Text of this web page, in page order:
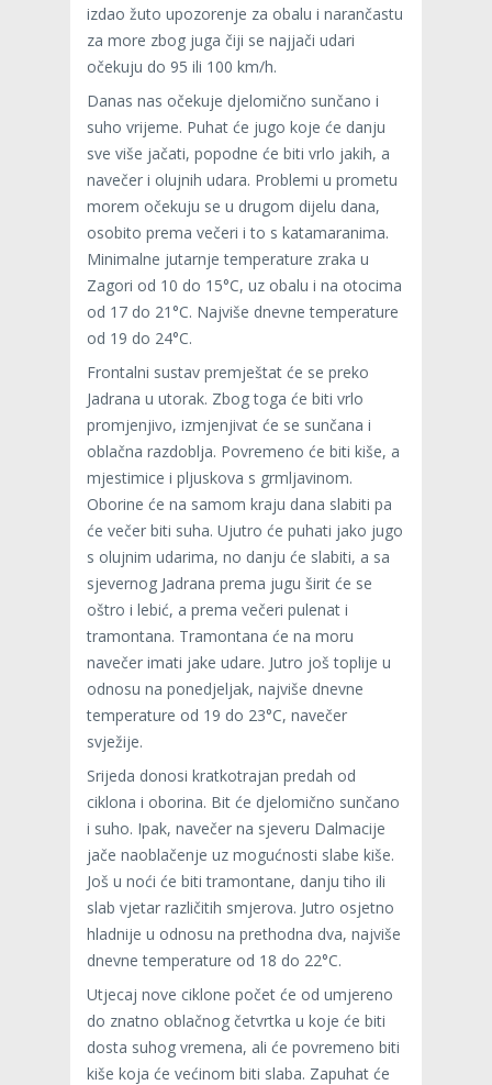
izdao žuto upozorenje za obalu i narančastu
za more zbog juga čiji se najjači udari
očekuju do 95 ili 100 km/h.
Danas nas očekuje djelomično sunčano i
suho vrijeme. Puhat će jugo koje će danju
sve više jačati, popodne će biti vrlo jakih, a
navečer i olujnih udara. Problemi u prometu
morem očekuju se u drugom dijelu dana,
osobito prema večeri i to s katamaranima.
Minimalne jutarnje temperature zraka u
Zagori od 10 do 15°C, uz obalu i na otocima
od 17 do 21°C. Najviše dnevne temperature
od 19 do 24°C.
Frontalni sustav premještat će se preko
Jadrana u utorak. Zbog toga će biti vrlo
promjenjivo, izmjenjivat će se sunčana i
oblačna razdoblja. Povremeno će biti kiše, a
mjestimice i pljuskova s grmljavinom.
Oborine će na samom kraju dana slabiti pa
će večer biti suha. Ujutro će puhati jako jugo
s olujnim udarima, no danju će slabiti, a sa
sjevernog Jadrana prema jugu širit će se
oštro i lebić, a prema večeri pulenat i
tramontana. Tramontana će na moru
navečer imati jake udare. Jutro još toplije u
odnosu na ponedjeljak, najviše dnevne
temperature od 19 do 23°C, navečer
svježije.
Srijeda donosi kratkotrajan predah od
ciklona i oborina. Bit će djelomično sunčano
i suho. Ipak, navečer na sjeveru Dalmacije
jače naoblačenje uz mogućnosti slabe kiše.
Još u noći će biti tramontane, danju tiho ili
slab vjetar različitih smjerova. Jutro osjetno
hladnije u odnosu na prethodna dva, najviše
dnevne temperature od 18 do 22°C.
Utjecaj nove ciklone počet će od umjereno
do znatno oblačnog četvrtka u koje će biti
dosta suhog vremena, ali će povremeno biti
kiše koja će većinom biti slaba. Zapuhat će